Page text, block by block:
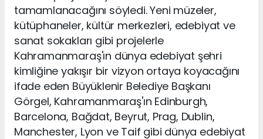
tamamlanacağını söyledi. Yeni müzeler,
kütüphaneler, kültür merkezleri, edebiyat ve
sanat sokakları gibi projelerle
Kahramanmaraş'ın dünya edebiyat şehri
kimliğine yakışır bir vizyon ortaya koyacağını
ifade eden Büyüklenir Belediye Başkanı
Görgel, Kahramanmaraş'ın Edinburgh,
Barcelona, Bağdat, Beyrut, Prag, Dublin,
Manchester, Lyon ve Taif gibi dünya edebiyat